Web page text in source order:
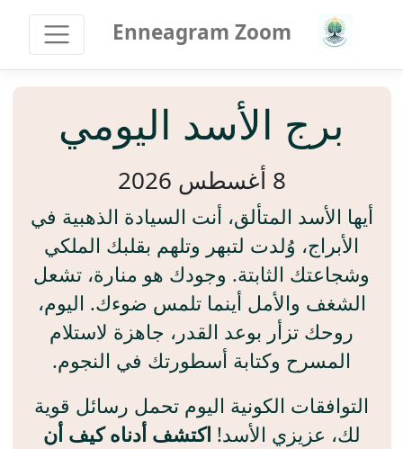
Enneagram Zoom
برج الأسد اليومي
8 أغسطس 2026
أيها الأسد المتألق، أنت السيادة الذهبية في
الأبراج، وُلدت لتبهر وتلهم بقلبك الملكي
وشجاعتك الثابتة. وجودك هو منارة، تشعل
الشغف والأمل أينما تلمس ضوءك. اليوم،
روحك تزأر بوعد القدر، جاهزة لاستلام
المسرح وكتابة أسطورتك في النجوم.
التوافقات الكونية اليوم تحمل رسائل قوية
لك، عزيزي الأسد! اكتشف أدناه كيف أن